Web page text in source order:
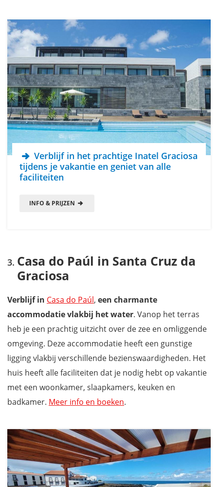
Verblijf in het prachtige Inatel Graciosa
tijdens je vakantie en geniet van alle
faciliteiten
INFO & PRIJZEN
Casa do Paúl in Santa Cruz da
Graciosa
Verblijf in Casa do Paúl, een charmante
accommodatie vlakbij het water. Vanop het terras
heb je een prachtig uitzicht over de zee en omliggende
omgeving. Deze accommodatie heeft een gunstige
ligging vlakbij verschillende bezienswaardigheden. Het
huis heeft alle faciliteiten dat je nodig hebt op vakantie
met een woonkamer, slaapkamers, keuken en
badkamer. Meer info en boeken.